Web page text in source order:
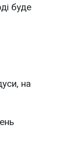
буде
на